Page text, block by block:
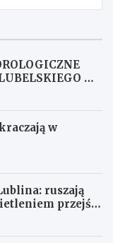
NR
w
ruszają
przejść